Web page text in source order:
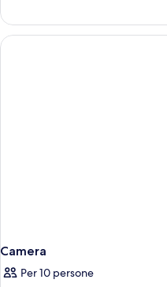
Economy
Camera
Per 10 persone